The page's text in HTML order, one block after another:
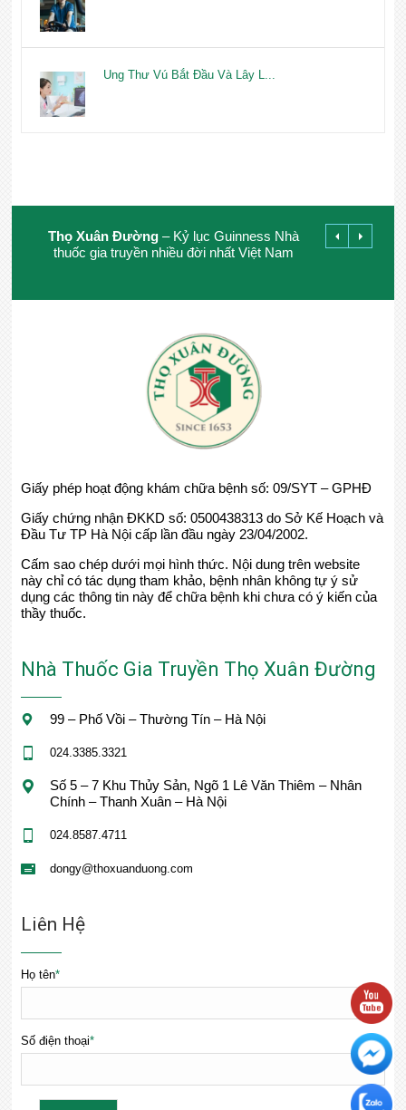
Ung Thư Vú Bắt Đầu Và Lây L...
Thọ Xuân Đường– Kỷ lục Guinness Nhà
thuốc gia truyền nhiều đời nhất Việt Nam
Giấy phép hoạt động khám chữa bệnh số: 09/SYT – GPHĐ
Giấy chứng nhận ĐKKD số: 0500438313 do Sở Kế Hoạch và
Đầu Tư TP Hà Nội cấp lần đầu ngày 23/04/2002.
Cấm sao chép dưới mọi hình thức. Nội dung trên website
này chỉ có tác dụng tham khảo, bệnh nhân không tự ý sử
dụng các thông tin này để chữa bệnh khi chưa có ý kiến của
thầy thuốc.
Nhà Thuốc Gia Truyền Thọ Xuân Đường
99 – Phố Vồi – Thường Tín – Hà Nội
024.3385.3321
Số 5 – 7 Khu Thủy Sản, Ngõ 1 Lê Văn Thiêm – Nhân
Chính – Thanh Xuân – Hà Nội
024.8587.4711
dongy@thoxuanduong.com
Liên Hệ
Họ tên*
Số điện thoại*